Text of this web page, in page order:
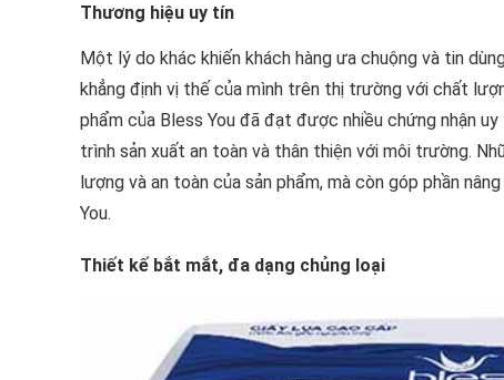
Thương hiệu uy tín
Một lý do khác khiến khách hàng ưa chuộng và tin
khẳng định vị thế của mình trên thị trường với chất
phẩm của Bless You đã đạt được nhiều chứng nhận
trình sản xuất an toàn và thân thiện với môi trường.
lượng và an toàn của sản phẩm, mà còn góp phần
You.
Thiết kế bắt mắt, đa dạng chủng loại